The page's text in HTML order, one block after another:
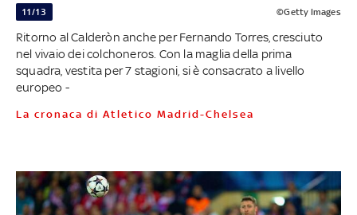
11/13 ©Getty Images
Ritorno al Calderòn anche per Fernando Torres, cresciuto
nel vivaio dei colchoneros. Con la maglia della prima
squadra, vestita per 7 stagioni, si è consacrato a livello
europeo -
La cronaca di Atletico Madrid-Chelsea